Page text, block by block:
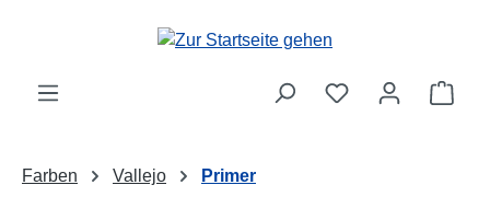
Zum Hauptinhalt springen
Farben Vallejo Primer